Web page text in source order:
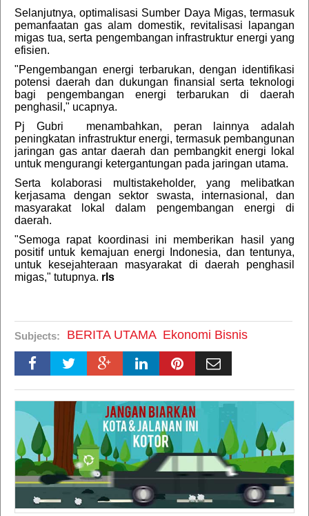
Selanjutnya, optimalisasi Sumber Daya Migas, termasuk
pemanfaatan gas alam domestik, revitalisasi lapangan
migas tua, serta pengembangan infrastruktur energi yang
efisien.
"Pengembangan energi terbarukan, dengan identifikasi
potensi daerah dan dukungan finansial serta teknologi
bagi pengembangan energi terbarukan di daerah
penghasil," ucapnya.
Pj Gubri menambahkan, peran lainnya adalah
peningkatan infrastruktur energi, termasuk pembangunan
jaringan gas antar daerah dan pembangkit energi lokal
untuk mengurangi ketergantungan pada jaringan utama.
Serta kolaborasi multistakeholder, yang melibatkan
kerjasama dengan sektor swasta, internasional, dan
masyarakat lokal dalam pengembangan energi di
daerah.
"Semoga rapat koordinasi ini memberikan hasil yang
positif untuk kemajuan energi Indonesia, dan tentunya,
untuk kesejahteraan masyarakat di daerah penghasil
migas," tutupnya. rls
Subjects: BERITA UTAMA Ekonomi Bisnis